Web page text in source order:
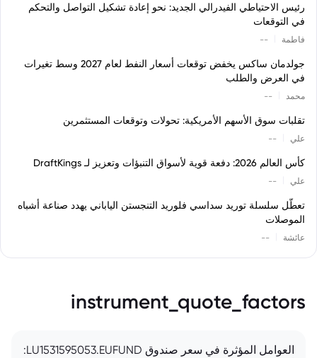
رئيس الاحتياطي الفيدرالي الجديد: نحو إعادة تشكيل التواصل والتحكم
في التوقعات
فاطمة --
جولدمان ساكس يخفض توقعات أسعار النفط لعام 2027 وسط تغيرات
في العرض والطلب
محمد --
تقلبات سوق الأسهم الأمريكية: تحولات وتوقعات المستثمرين
علي --
كأس العالم 2026: دفعة قوية لأسواق التنبؤات وتعزيز لـ DraftKings
علي --
تعطّل سلسلة توريد سداسي فلوريد التنجستن الياباني يهدد صناعة أشباه
الموصلات
عائشة --
instrument_quote_factors
العوامل المؤثرة في سعر صندوق LU1531595053.EUFUND: